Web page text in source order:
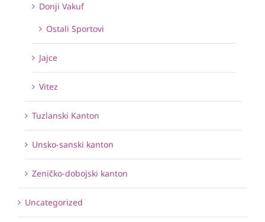
Donji Vakuf
Ostali Sportovi
Jajce
Vitez
Tuzlanski Kanton
Unsko-sanski kanton
Zeničko-dobojski kanton
Uncategorized